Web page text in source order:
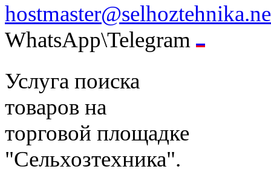
WhatsApp\Telegram
Услуга поиска
товаров на
торговой площадке
"Сельхозтехника".